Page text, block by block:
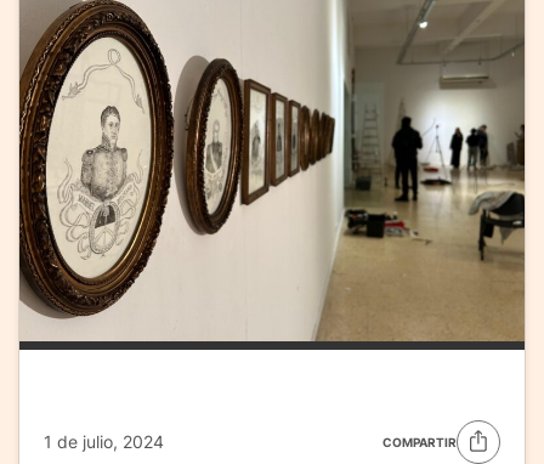
1 de julio, 2024 COMPARTIR